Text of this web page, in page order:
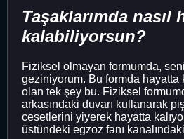
Taşaklarımda nasıl
kalabiliyorsun?
Fiziksel olmayan formumda,
geziniyorum. Bu formda hayatta
olan tek şey bu. Fiziksel
arkasındaki duvarı kullanarak
cesetlerini yiyerek hayatta
üstündeki egzoz fanı